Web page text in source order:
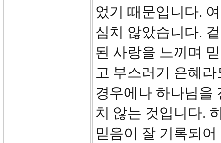
었기 때문입니다.
심치 않았습니다.
된 사랑을 느끼며
고 부스러기 은혜
경우에나 하나님을
치 않는 것입니다.
믿음이 잘 기록되